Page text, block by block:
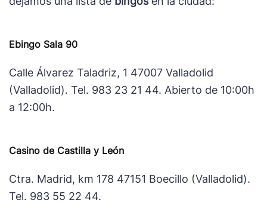
Ebingo Sala 90
Calle Álvarez Taladriz, 1 47007 Valladolid
(Valladolid). Tel. 983 23 21 44. Abierto de 10:00h
a 12:00h.
Casino de Castilla y León
Ctra. Madrid, km 178 47151 Boecillo (Valladolid).
Tel. 983 55 22 44.